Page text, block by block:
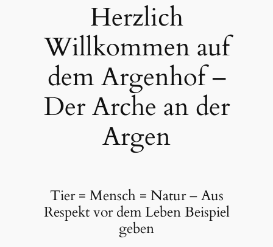
Herzlich
Willkommen auf
dem Argenhof –
Der Arche an der
Argen
Tier = Mensch = Natur – Aus
Respekt vor dem Leben Beispiel
geben